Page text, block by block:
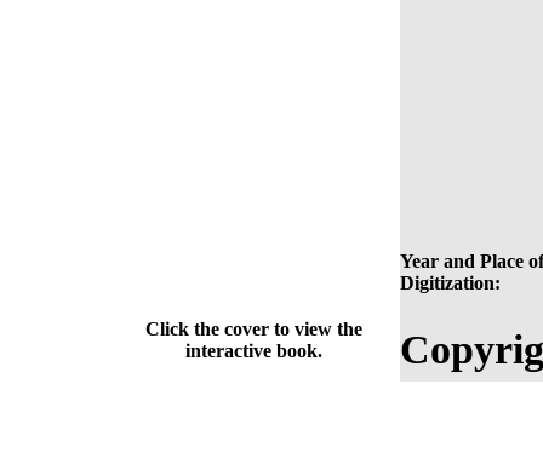
Year and Place of
Digitization:
Click the cover to view the
interactive book.